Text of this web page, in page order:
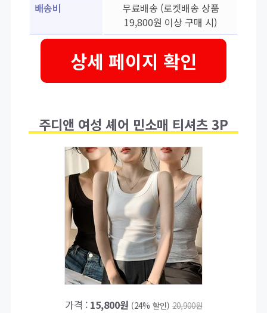
배송비
무료배송 (로켓배송 상품
19,800원 이상 구매 시)
상세 페이지 확인
주디앤 여성 셰어 민소매 티셔츠 3P
가격 : 15,800원 (24% 할인) 20,900원